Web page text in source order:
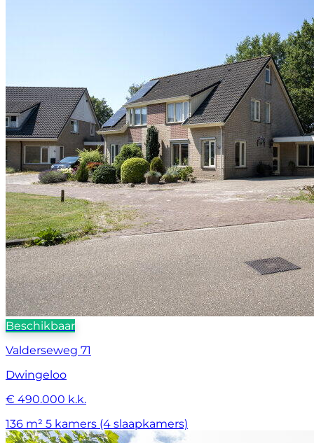
Beschikbaar
Valderseweg 71
Dwingeloo
€ 490.000 k.k.
136 m² 5 kamers (4 slaapkamers)